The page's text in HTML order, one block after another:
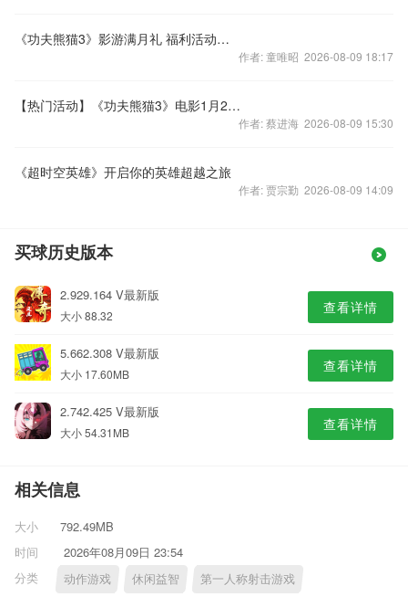
《功夫熊猫3》影游满月礼 福利活动大揭秘
作者: 童唯昭 2026-08-09 18:17
【热门活动】《功夫熊猫3》电影1月29震撼上映！手游携礼助阵！
作者: 蔡进海 2026-08-09 15:30
《超时空英雄》开启你的英雄超越之旅
作者: 贾宗勤 2026-08-09 14:09
买球历史版本
2.929.164 V最新版
大小 88.32 查看详情
5.662.308 V最新版
大小 17.60MB 查看详情
2.742.425 V最新版
大小 54.31MB 查看详情
相关信息
大小
792.49MB
时间
2026年08月09日 23:54
分类
动作游戏 休闲益智 第一人称射击游戏